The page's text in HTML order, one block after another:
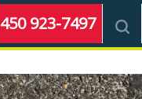
450 923-7497